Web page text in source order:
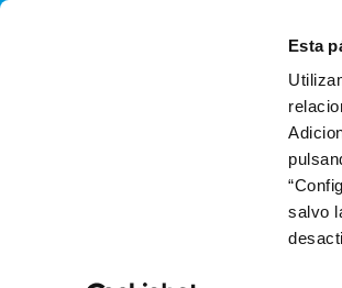
Esta
salvo